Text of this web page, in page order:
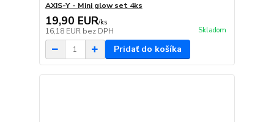
AXIS-Y - Mini glow set 4ks
19,90 EUR/ks
16,18 EUR bez DPH Skladom
Pridať do košíka